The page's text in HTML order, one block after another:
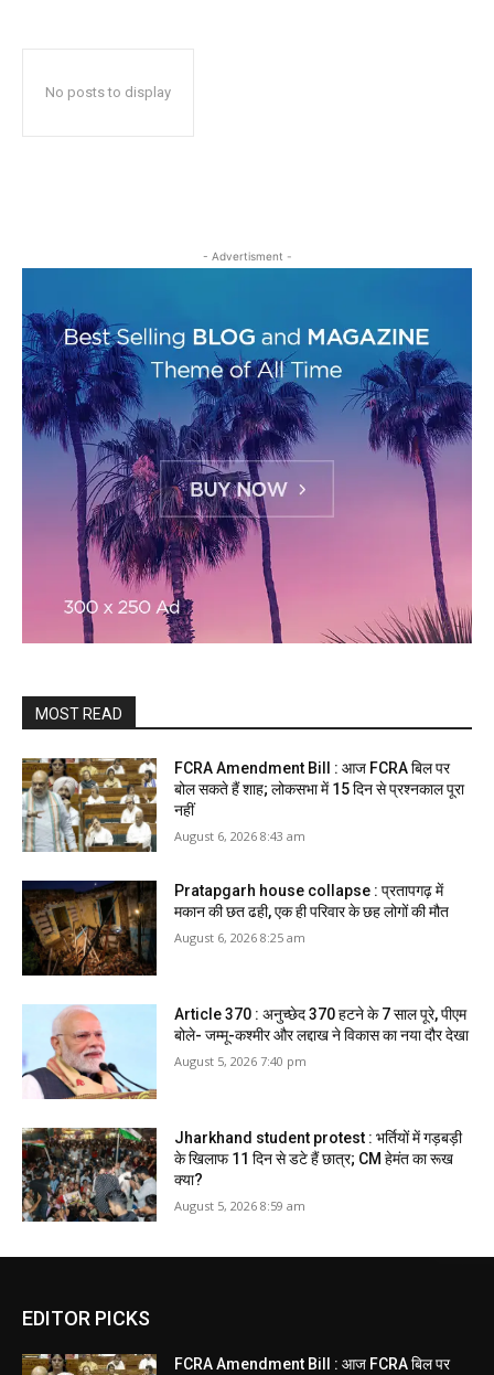
No posts to display
- Advertisment -
MOST READ
FCRA Amendment Bill : आज FCRA बिल पर
बोल सकते हैं शाह; लोकसभा में 15 दिन से प्रश्नकाल पूरा
नहीं
August 6, 2026 8:43 am
Pratapgarh house collapse : प्रतापगढ़ में
मकान की छत ढही, एक ही परिवार के छह लोगों की मौत
August 6, 2026 8:25 am
Article 370 : अनुच्छेद 370 हटने के 7 साल पूरे, पीएम
बोले- जम्मू-कश्मीर और लद्दाख ने विकास का नया दौर देखा
August 5, 2026 7:40 pm
Jharkhand student protest : भर्तियों में गड़बड़ी
के खिलाफ 11 दिन से डटे हैं छात्र; CM हेमंत का रूख
क्या?
August 5, 2026 8:59 am
EDITOR PICKS
FCRA Amendment Bill : आज FCRA बिल पर